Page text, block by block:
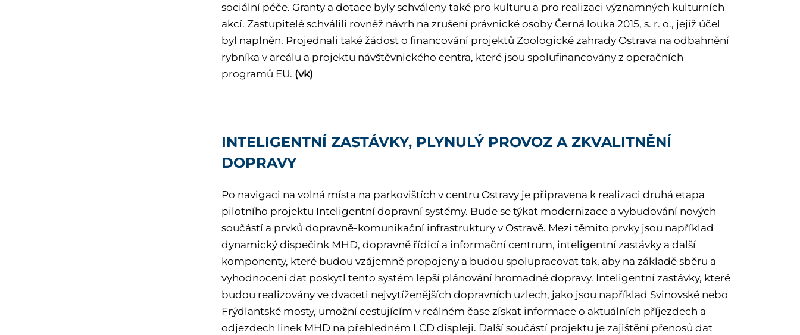
sociální péče. Granty a dotace byly schváleny také pro kulturu a pro realizaci významných kulturních
akcí. Zastupitelé schválili rovněž návrh na zrušení právnické osoby Černá louka 2015, s. r. o., jejíž účel
byl naplněn. Projednali také žádost o financování projektů Zoologické zahrady Ostrava na odbahnění
rybníka v areálu a projektu návštěvnického centra, které jsou spolufinancovány z operačních
programů EU. (vk)
INTELIGENTNÍ ZASTÁVKY, PLYNULÝ PROVOZ A ZKVALITNĚNÍ
DOPRAVY
Po navigaci na volná místa na parkovištích v centru Ostravy je připravena k realizaci druhá etapa
pilotního projektu Inteligentní dopravní systémy. Bude se týkat modernizace a vybudování nových
součástí a prvků dopravně-komunikační infrastruktury v Ostravě. Mezi těmito prvky jsou například
dynamický dispečink MHD, dopravně řídicí a informační centrum, inteligentní zastávky a další
komponenty, které budou vzájemně propojeny a budou spolupracovat tak, aby na základě sběru a
vyhodnocení dat poskytl tento systém lepší plánování hromadné dopravy. Inteligentní zastávky, které
budou realizovány ve dvaceti nejvytíženějších dopravních uzlech, jako jsou například Svinovské nebo
Frýdlantské mosty, umožní cestujícím v reálném čase získat informace o aktuálních příjezdech a
odjezdech linek MHD na přehledném LCD displeji. Další součástí projektu je zajištění přenosů dat